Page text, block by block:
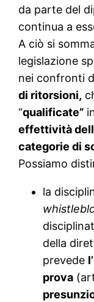
da parte del
continua a
A ciò si
legislazione
nei confronti
di ritorsioni,
“qualificate”
effettività
categorie di
Possiamo
la
della
prevede
prova